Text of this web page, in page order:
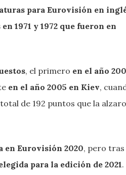
para Eurovisión en
1971 y 1972 que fueron en
, el primero en el año
en el año 2005 en Kiev,
de 192 puntos que la
en Eurovisión 2020, pero tras
para la edición de 2021.